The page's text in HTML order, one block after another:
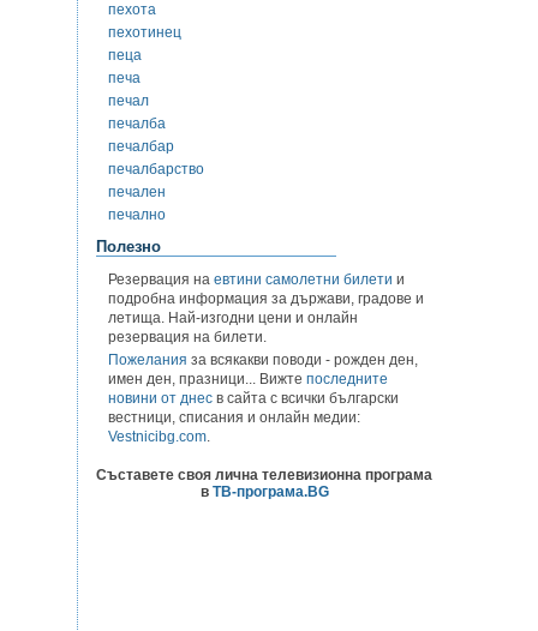
пехота
пехотинец
пеца
печа
печал
печалба
печалбар
печалбарство
печален
печално
Полезно
Резервация на евтини самолетни билети и
подробна информация за държави, градове и
летища. Най-изгодни цени и онлайн
резервация на билети.
Пожелания за всякакви поводи - рожден ден,
имен ден, празници... Вижте последните
новини от днес в сайта с всички български
вестници, списания и онлайн медии:
Vestnicibg.com.
Съставете своя лична телевизионна програма
в ТВ-програма.BG